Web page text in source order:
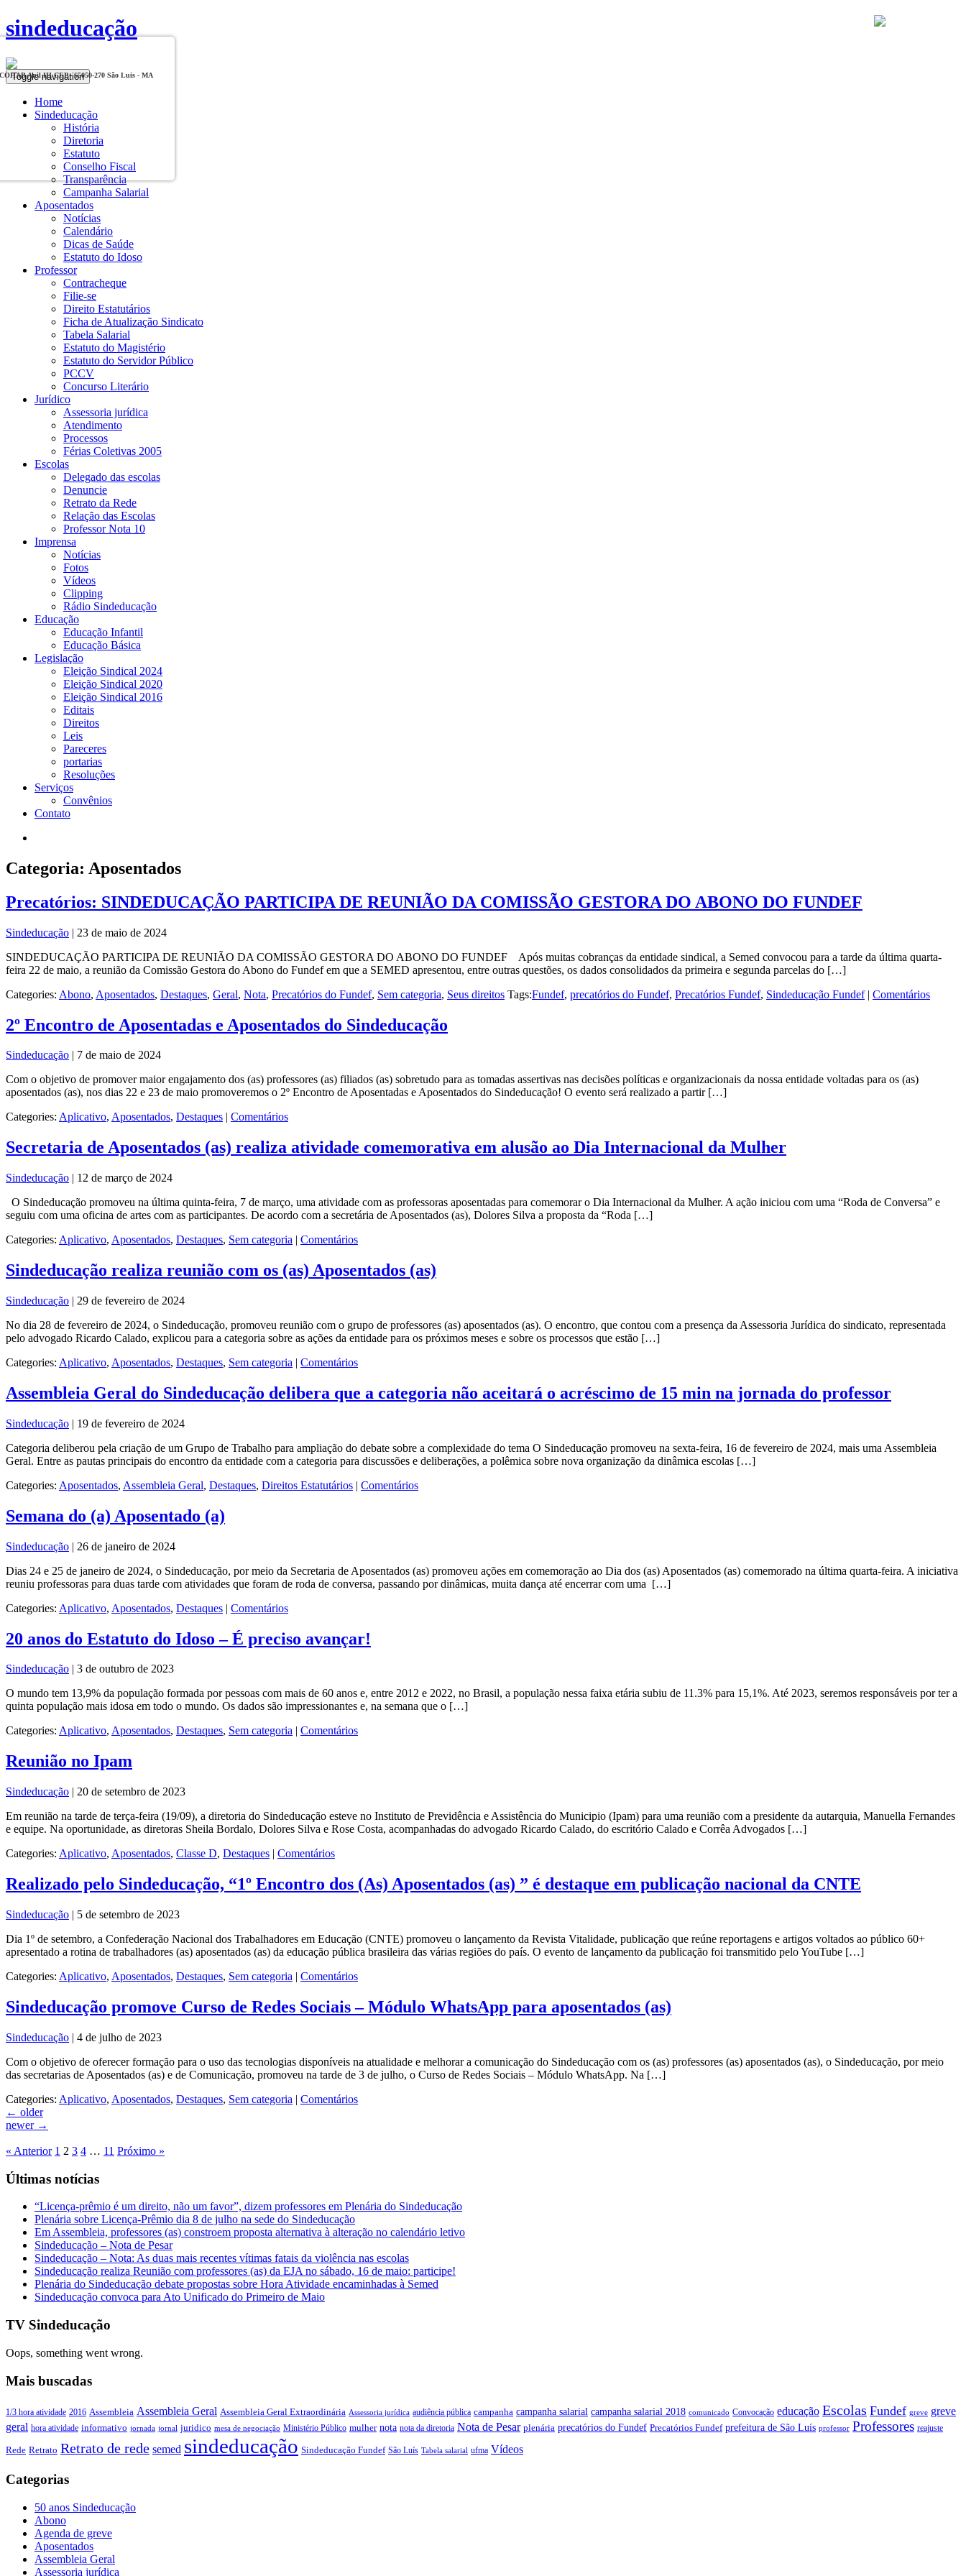
sindeducação
Toggle navigation
Home
Sindeducação
História
Diretoria
Estatuto
Conselho Fiscal
Transparência
Campanha Salarial
Aposentados
Notícias
Calendário
Dicas de Saúde
Estatuto do Idoso
Professor
Contracheque
Filie-se
Direito Estatutários
Ficha de Atualização Sindicato
Tabela Salarial
Estatuto do Magistério
Estatuto do Servidor Público
PCCV
Concurso Literário
Jurídico
Assessoria jurídica
Atendimento
Processos
Férias Coletivas 2005
Escolas
Delegado das escolas
Denuncie
Retrato da Rede
Relação das Escolas
Professor Nota 10
Imprensa
Notícias
Fotos
Vídeos
Clipping
Rádio Sindeducação
Educação
Educação Infantil
Educação Básica
Legislação
Eleição Sindical 2024
Eleição Sindical 2020
Eleição Sindical 2016
Editais
Direitos
Leis
Pareceres
portarias
Resoluções
Serviços
Convênios
Contato
Categoria: Aposentados
Precatórios: SINDEDUCAÇÃO PARTICIPA DE REUNIÃO DA COMISSÃO GESTORA DO ABONO DO FUNDEF
Sindeducação | 23 de maio de 2024
SINDEDUCAÇÃO PARTICIPA DE REUNIÃO DA COMISSÃO GESTORA DO ABONO DO FUNDEF Após muitas cobranças da entidade sindical, a Semed convocou para a tarde da última quarta-
feira 22 de maio, a reunião da Comissão Gestora do Abono do Fundef em que a SEMED apresentou, entre outras questões, os dados consolidados da primeira e segunda parcelas do […]
Categories: Abono, Aposentados, Destaques, Geral, Nota, Precatórios do Fundef, Sem categoria, Seus direitos Tags:Fundef, precatórios do Fundef, Precatórios Fundef, Sindeducação Fundef | Comentários
2º Encontro de Aposentadas e Aposentados do Sindeducação
Sindeducação | 7 de maio de 2024
Com o objetivo de promover maior engajamento dos (as) professores (as) filiados (as) sobretudo para as tomadas assertivas nas decisões políticas e organizacionais da nossa entidade voltadas para os (as)
aposentados (as), nos dias 22 e 23 de maio promoveremos o 2º Encontro de Aposentadas e Aposentados do Sindeducação! O evento será realizado a partir […]
Categories: Aplicativo, Aposentados, Destaques | Comentários
Secretaria de Aposentados (as) realiza atividade comemorativa em alusão ao Dia Internacional da Mulher
Sindeducação | 12 de março de 2024
O Sindeducação promoveu na última quinta-feira, 7 de março, uma atividade com as professoras aposentadas para comemorar o Dia Internacional da Mulher. A ação iniciou com uma “Roda de Conversa” e
seguiu com uma oficina de artes com as participantes. De acordo com a secretária de Aposentados (as), Dolores Silva a proposta da “Roda […]
Categories: Aplicativo, Aposentados, Destaques, Sem categoria | Comentários
Sindeducação realiza reunião com os (as) Aposentados (as)
Sindeducação | 29 de fevereiro de 2024
No dia 28 de fevereiro de 2024, o Sindeducação, promoveu reunião com o grupo de professores (as) aposentados (as). O encontro, que contou com a presença da Assessoria Jurídica do sindicato, representada
pelo advogado Ricardo Calado, explicou para a categoria sobre as ações da entidade para os próximos meses e sobre os processos que estão […]
Categories: Aplicativo, Aposentados, Destaques, Sem categoria | Comentários
Assembleia Geral do Sindeducação delibera que a categoria não aceitará o acréscimo de 15 min na jornada do professor
Sindeducação | 19 de fevereiro de 2024
Categoria deliberou pela criação de um Grupo de Trabalho para ampliação do debate sobre a complexidade do tema O Sindeducação promoveu na sexta-feira, 16 de fevereiro de 2024, mais uma Assembleia
Geral. Entre as pautas principais do encontro da entidade com a categoria para discussões e deliberações, a polêmica sobre nova organização da dinâmica escolas […]
Categories: Aposentados, Assembleia Geral, Destaques, Direitos Estatutários | Comentários
Semana do (a) Aposentado (a)
Sindeducação | 26 de janeiro de 2024
Dias 24 e 25 de janeiro de 2024, o Sindeducação, por meio da Secretaria de Aposentados (as) promoveu ações em comemoração ao Dia dos (as) Aposentados (as) comemorado na última quarta-feira. A iniciativa
reuniu professoras para duas tarde com atividades que foram de roda de conversa, passando por dinâmicas, muita dança até encerrar com uma […]
Categories: Aplicativo, Aposentados, Destaques | Comentários
20 anos do Estatuto do Idoso – É preciso avançar!
Sindeducação
3 de outubro de 2023
O mundo tem 13,9% da população formada por pessoas com mais de 60 anos e, entre 2012 e 2022, no Brasil, a população nessa faixa etária subiu de 11.3% para 15,1%. Até 2023, seremos responsáveis por ter a
quinta população mais idosa em todo o mundo. Os dados são impressionantes e, na semana que o […]
Categories: Aplicativo, Aposentados, Destaques, Sem categoria Comentários
Reunião no Ipam
Sindeducação | 20 de setembro de 2023
Em reunião na tarde de terça-feira (19/09), a diretoria do Sindeducação esteve no Instituto de Previdência e Assistência do Municipio (Ipam) para uma reunião com a presidente da autarquia, Manuella Fernandes
e equipe. Na oportunidade, as diretoras Sheila Bordalo, Dolores Silva e Rose Costa, acompanhadas do advogado Ricardo Calado, do escritório Calado e Corrêa Advogados […]
Categories: Aplicativo, Aposentados, Classe D, Destaques | Comentários
Realizado pelo Sindeducação, “1º Encontro dos (As) Aposentados (as) ” é destaque em publicação nacional da CNTE
Sindeducação | 5 de setembro de 2023
Dia 1º de setembro, a Confederação Nacional dos Trabalhadores em Educação (CNTE) promoveu o lançamento da Revista Vitalidade, publicação que reúne reportagens e artigos voltados ao público 60+
apresentado a rotina de trabalhadores (as) aposentados (as) da educação pública brasileira das várias regiões do país. O evento de lançamento da publicação foi transmitido pelo YouTube […]
Categories: Aplicativo, Aposentados, Destaques, Sem categoria | Comentários
Sindeducação promove Curso de Redes Sociais – Módulo WhatsApp para aposentados (as)
Sindeducação | 4 de julho de 2023
Com o objetivo de oferecer formação para o uso das tecnologias disponíveis na atualidade e melhorar a comunicação do Sindeducação com os (as) professores (as) aposentados (as), o Sindeducação, por meio
das secretarias de Aposentados (as) e de Comunicação, promoveu na tarde de 3 de julho, o Curso de Redes Sociais – Módulo WhatsApp. Na […]
Categories: Aplicativo, Aposentados, Destaques, Sem categoria | Comentários
← older
newer →
« Anterior 1 2 3 4 … 11 Próximo »
Últimas notícias
“Licença-prêmio é um direito, não um favor”, dizem professores em Plenária do Sindeducação
Plenária sobre Licença-Prêmio dia 8 de julho na sede do Sindeducação
Em Assembleia, professores (as) constroem proposta alternativa à alteração no calendário letivo
Sindeducação – Nota de Pesar
Sindeducação – Nota: As duas mais recentes vítimas fatais da violência nas escolas
Sindeducação realiza Reunião com professores (as) da EJA no sábado, 16 de maio: participe!
Plenária do Sindeducação debate propostas sobre Hora Atividade encaminhadas à Semed
Sindeducação convoca para Ato Unificado do Primeiro de Maio
TV Sindeducação
Oops, something went wrong.
Mais buscadas
1/3 hora atividade 2016 Assembleia Assembleia Geral Assembleia Geral Extraordinária Assessoria jurídica audiência pública campanha campanha salarial campanha salarial 2018 comunicado Convocação educação Escolas Fundef greve greve
geral hora atividade informativo jornada jornal juridico mesa de negociação Ministério Público mulher nota nota da diretoria Nota de Pesar plenária precatórios do Fundef Precatórios Fundef prefeitura de São Luís professor Professores reajuste
Rede Retrato Retrato de rede semed sindeducação Sindeducação Fundef São Luís Tabela salarial ufma Vídeos
Categorias
50 anos Sindeducação
Abono
Agenda de greve
Aposentados
Assembleia Geral
Assessoria jurídica
COHAB Anil III CEP - 65050-270 São Luis - MA